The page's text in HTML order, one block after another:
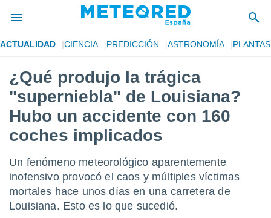
de
por
para
la
que se
calidad.
las
y
forma
ACTUALIDAD CIENCIA PREDICCIÓN ASTRONOMÍA PLANTAS
¿Qué produjo la trágica
"superniebla" de Louisiana?
Hubo un accidente con 160
coches implicados
Un fenómeno meteorológico aparentemente
inofensivo provocó el caos y múltiples víctimas
mortales hace unos días en una carretera de
Louisiana. Esto es lo que sucedió.